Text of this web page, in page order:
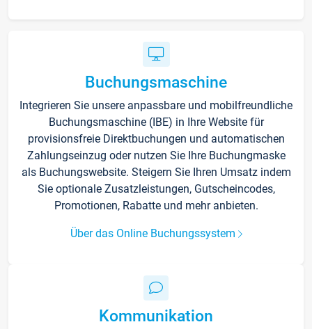
Buchungsmaschine
Integrieren Sie unsere anpassbare und mobilfreundliche
Buchungsmaschine (IBE) in Ihre Website für
provisionsfreie Direktbuchungen und automatischen
Zahlungseinzug oder nutzen Sie Ihre Buchungmaske
als Buchungswebsite. Steigern Sie Ihren Umsatz indem
Sie optionale Zusatzleistungen, Gutscheincodes,
Promotionen, Rabatte und mehr anbieten.
Über das Online Buchungssystem
Kommunikation